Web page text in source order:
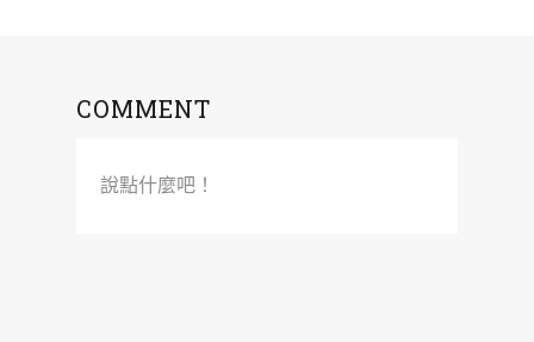
COMMENT
說點什麼吧！